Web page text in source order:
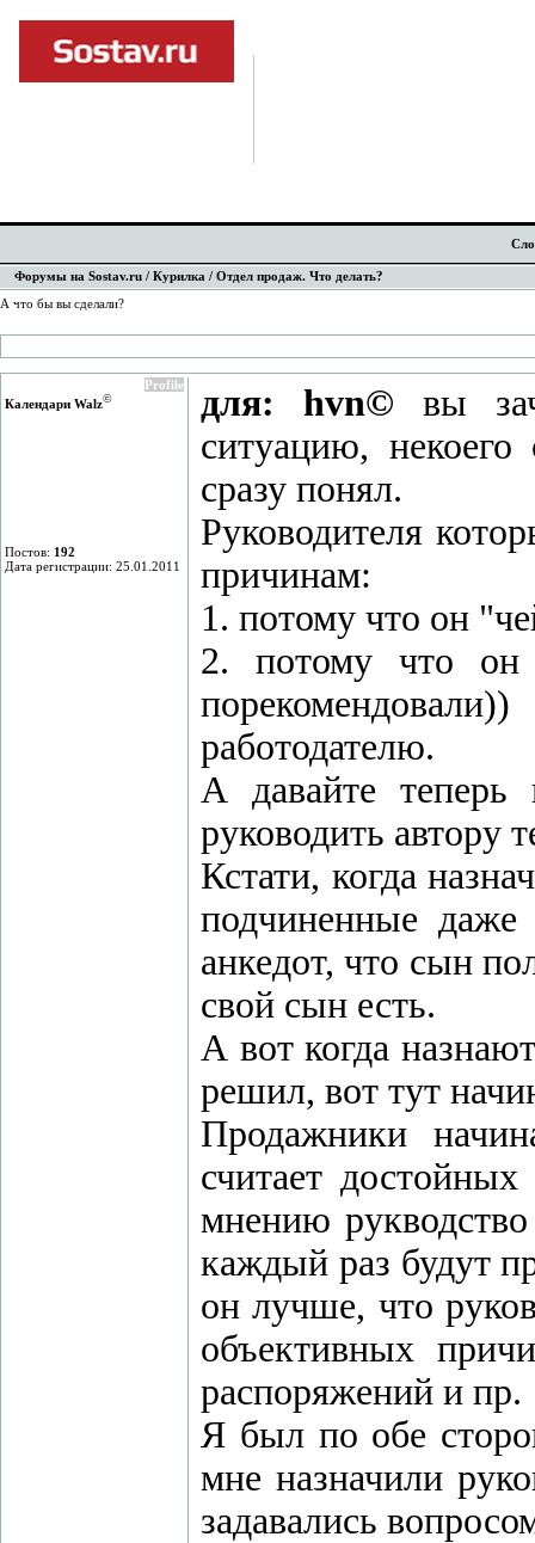
Форумы на Sostav.ru / Курилка / Отдел продаж. Что делать?
А что бы вы сделали?
Profile
Календари Walz©
Постов: 192
Дата регистрации: 25.01.2011
для: hvn© вы
ситуацию,
сразу понял.
Руководителя
причинам:
1. потому что он
2. потому что он
работодателю.
А давайте теперь
руководить автору
Кстати, когда
подчиненные
анкедот, что сын
свой сын есть.
А вот когда
решил, вот тут
Продажники
считает
мнению
каждый раз будут
он лучше, что
объективных
распоряжений и пр.
Я был по обе
мне назначили
задавались